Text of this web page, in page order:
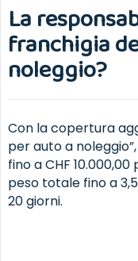
La
franchigia
noleggio?
Con la copertura
per auto a
fino a CHF
peso totale fino a
20 giorni.